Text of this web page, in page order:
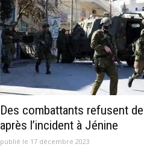
Des combattants refusent
après l’incident à Jénine
publié le 17 décembre 2023